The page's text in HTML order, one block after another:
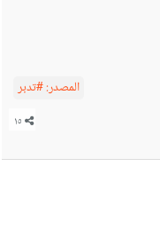
المصدر:#تدبر